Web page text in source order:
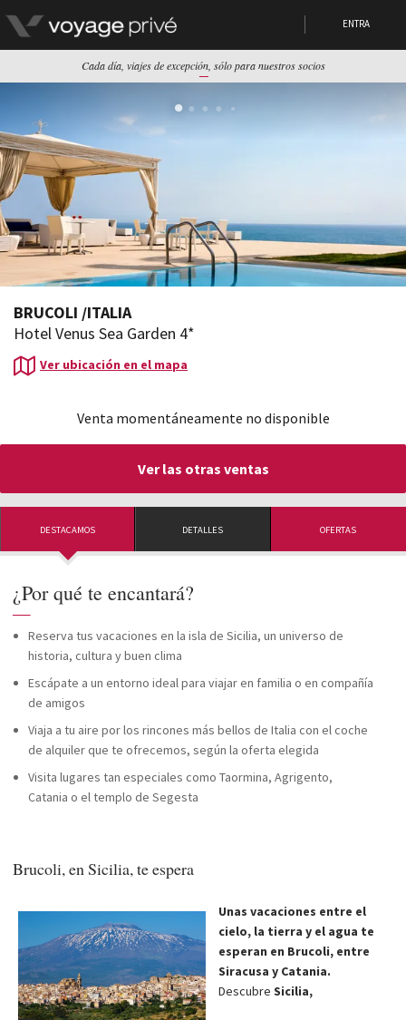
ENTRA
Cada día, viajes de excepción, sólo para nuestros socios
Venta momentáneamente no disponible
Ver las otras ventas
BRUCOLI /ITALIA
Hotel Venus Sea Garden 4*
Ver ubicación en el mapa
DESTACAMOS DETALLES OFERTAS
¿Por qué te encantará?
—
Reserva tus vacaciones en la isla de Sicilia, un universo de
historia, cultura y buen clima
Escápate a un entorno ideal para viajar en familia o en compañía
de amigos
Viaja a tu aire por los rincones más bellos de Italia con el coche
de alquiler que te ofrecemos, según la oferta elegida
Visita lugares tan especiales como Taormina, Agrigento,
Catania o el templo de Segesta
Brucoli, en Sicilia, te espera
Unas vacaciones entre el
cielo, la tierra y el agua te
esperan en Brucoli, entre
Siracusa y Catania.
Descubre Sicilia,